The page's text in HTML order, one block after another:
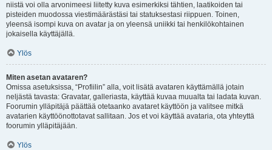
niistä voi olla arvonimeesi liitetty kuva esimerkiksi tähtien, laatikoiden tai
pisteiden muodossa viestimäärästäsi tai statuksestasi riippuen. Toinen,
yleensä isompi kuva on avatar ja on yleensä uniikki tai henkilökohtainen
jokaisella käyttäjällä.
Ylös
Miten asetan avataren?
Omissa asetuksissa, “Profiilin” alla, voit lisätä avataren käyttämällä jotain
neljästä tavasta: Gravatar, galleriasta, käyttää kuvaa muualta tai ladata kuvan.
Foorumin ylläpitäjä päättää otetaanko avataret käyttöön ja valitsee mitkä
avatarien käyttöönottotavat sallitaan. Jos et voi käyttää avataria, ota yhteyttä
foorumin ylläpitäjään.
Ylös